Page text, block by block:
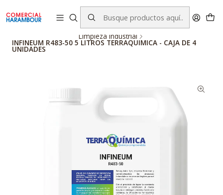
contacto@comercialharambour.cl
Catálogo Productos Terraquimica
Limpieza Industrial
INFINEUM R483-50 5 LITROS TERRAQUIMICA - CAJA DE 4
UNIDADES